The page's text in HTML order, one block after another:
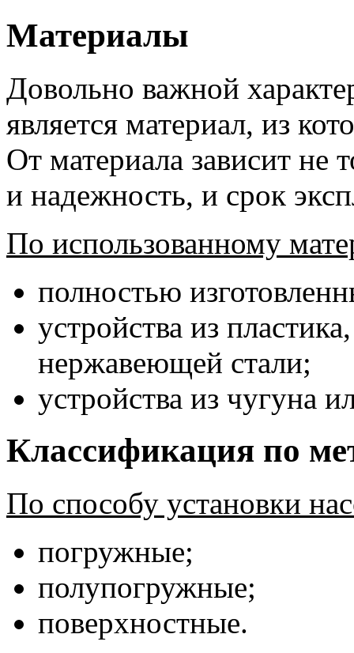
Материалы
Довольно важной
является материал, из
От материала зависит не
и надежность, и срок
По использованному
полностью
устройства из
нержавеющей стали;
устройства из чугуна
Классификация по
По способу установки
погружные;
полупогружные;
поверхностные.